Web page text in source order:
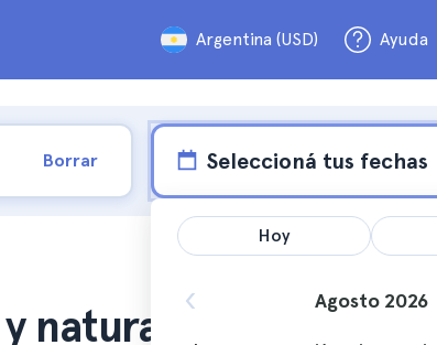
Argentina (USD) Ayuda
Borrar Seleccioná tus fechas
naturaleza
Hoy
Agosto 2026